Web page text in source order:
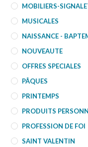
MOBILIERS-
MUSICALES
NAISSANCE -
NOUVEAUTE
OFFRES SPECIALES
PÂQUES
PRINTEMPS
PRODUITS
PROFESSION DE FOI
SAINT VALENTIN